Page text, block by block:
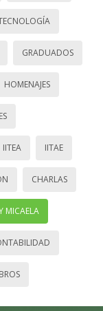
GRADUADOS
HOMENAJES
IITEA IITAE
CHARLAS
MICAELA